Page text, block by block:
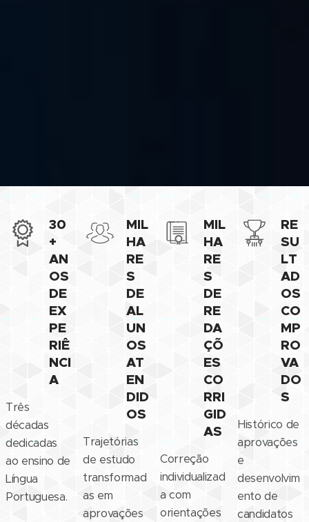
30
+
AN
OS
DE
EX
PE
RIÊ
NCI
A
Três
décadas
dedicadas
ao ensino de
Língua
Portuguesa.
MIL
HA
RE
S
DE
AL
UN
OS
AT
EN
DID
OS
Trajetórias
de estudo
transformad
as em
aprovações
MIL
HA
RE
S
DE
RE
DA
ÇÕ
ES
CO
RRI
GID
AS
Correção
individualizad
a com
orientações
RE
SU
LT
AD
OS
CO
MP
RO
VA
DO
S
Histórico de
aprovações
e
desenvolvim
ento de
candidatos